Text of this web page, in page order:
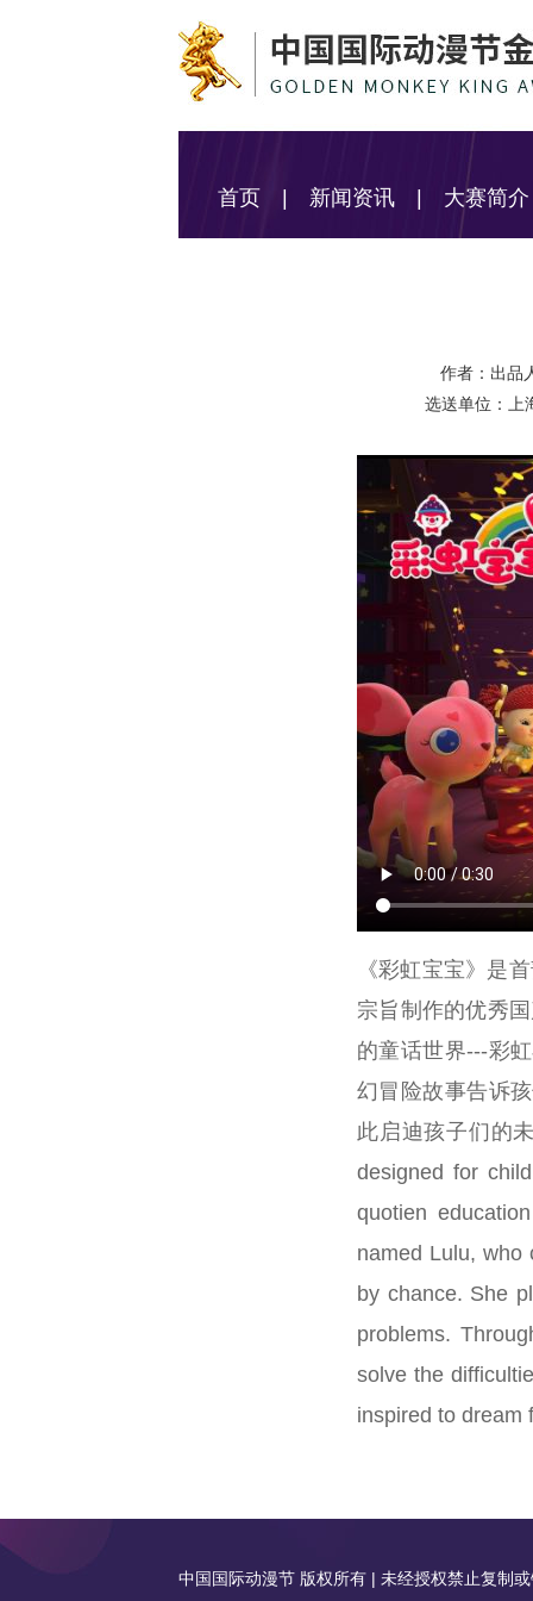
首页 新闻资讯 大赛简介
作者： 出品
选送单位：
《彩虹宝宝》是
宗旨制作的优秀
的童话世界---彩
幻冒险故事告诉
此启迪孩子们的
designed for
quotien
named Lulu, who
by chance. She
problems.
solve the
inspired to dream
中国国际动漫节 版权所有 | 未经授权禁止复制